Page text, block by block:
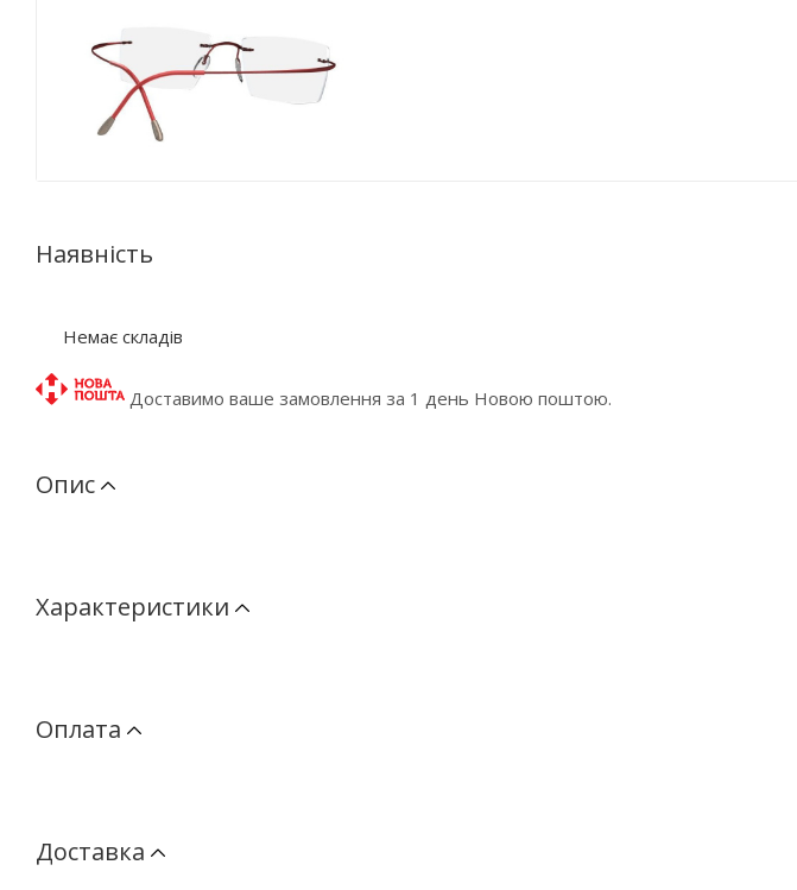
Наявність
Немає складів
Доставимо ваше замовлення за 1 день Новою поштою.
Опис
Характеристики
Оплата
Доставка